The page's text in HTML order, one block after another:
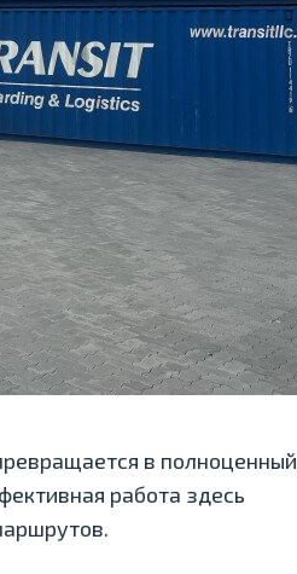
в полноценный
работа здесь